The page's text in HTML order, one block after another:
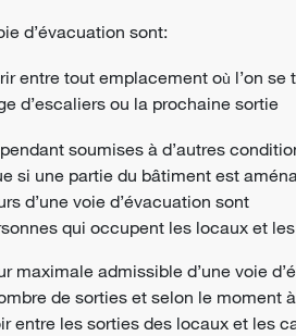
d’évacuation sont:
entre tout emplacement où l’on se
d’escaliers ou la prochaine sortie
soumises à d’autres
si une partie du bâtiment est
d’une voie d’évacuation sont
qui occupent les locaux et
maximale admissible d’une voie
de sorties et selon le moment
entre les sorties des locaux et les